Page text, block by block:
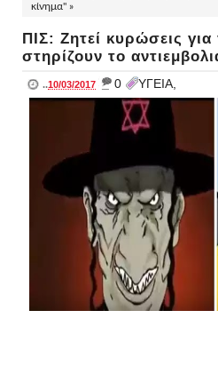
κίνημα" »
ΠΙΣ: Ζητεί κυρώσεις
στηρίζουν το
..10/03/2017 _ 0 ΥΓΕΙΑ,